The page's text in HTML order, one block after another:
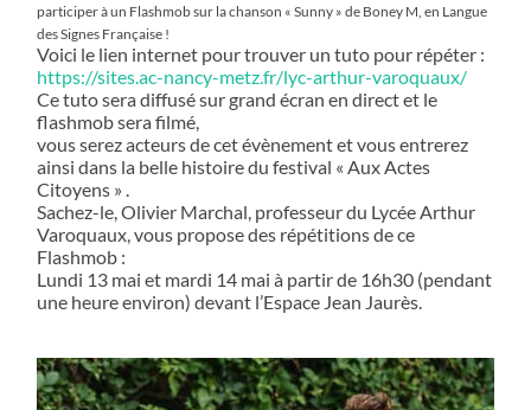
participer à un Flashmob sur la chanson « Sunny » de Boney M, en Langue
des Signes Française !
Voici le lien internet pour trouver un tuto pour répéter :
https://sites.ac-nancy-metz.fr/lyc-arthur-varoquaux/
Ce tuto sera diffusé sur grand écran en direct et le
flashmob sera filmé,
vous serez acteurs de cet évènement et vous entrerez
ainsi dans la belle histoire du festival « Aux Actes
Citoyens » .
Sachez-le, Olivier Marchal, professeur du Lycée Arthur
Varoquaux, vous propose des répétitions de ce
Flashmob :
Lundi 13 mai et mardi 14 mai à partir de 16h30 (pendant
une heure environ) devant l’Espace Jean Jaurès.